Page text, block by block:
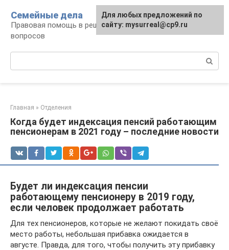
контенту
Семейные дела
Правовая помощь в решении семейных
вопросов
Главная » Отделения
Когда будет индексация пенсий работающим
пенсионерам в 2021 году – последние новости
Будет ли индексация пенсии
работающему пенсионеру в 2019 году,
если человек продолжает работать
Для тех пенсионеров, которые не желают покидать своё
место работы, небольшая прибавка ожидается в
августе. Правда, для того, чтобы получить эту прибавку
Для любых предложений по
сайту: mysurreal@cp9.ru